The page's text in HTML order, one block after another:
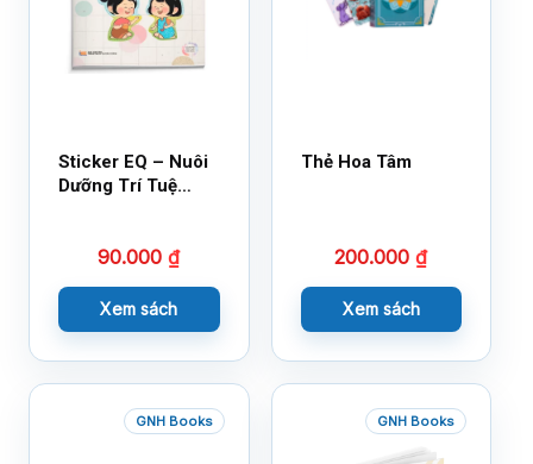
Sticker EQ – Nuôi
Dưỡng Trí Tuệ
Cùng 150 Sticker
90.000₫
Xem sách
Thẻ Hoa Tâm
200.000₫
Xem sách
GNH Books GNH Books